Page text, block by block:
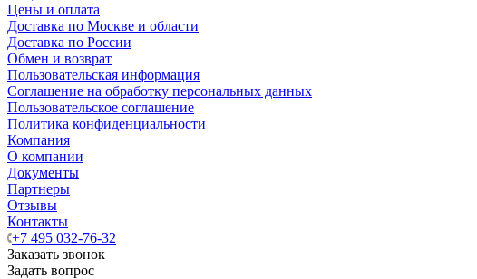
Цены и оплата
Доставка по Москве и области
Доставка по России
Обмен и возврат
Пользовательская информация
Соглашение на обработку персональных данных
Пользовательское соглашение
Политика конфиденциальности
Компания
О компании
Документы
Партнеры
Отзывы
Контакты
+7 495 032-76-32
Заказать звонок
Задать вопрос